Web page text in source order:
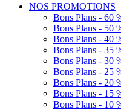
NOS PROMOTIONS
Bons Plans - 60
Bons Plans - 50
Bons Plans - 40
Bons Plans - 35
Bons Plans - 30
Bons Plans - 25
Bons Plans - 20
Bons Plans - 15
Bons Plans - 10